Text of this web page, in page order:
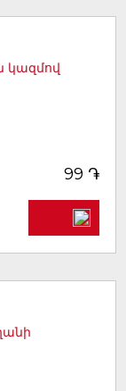
կազմով
99 ֏